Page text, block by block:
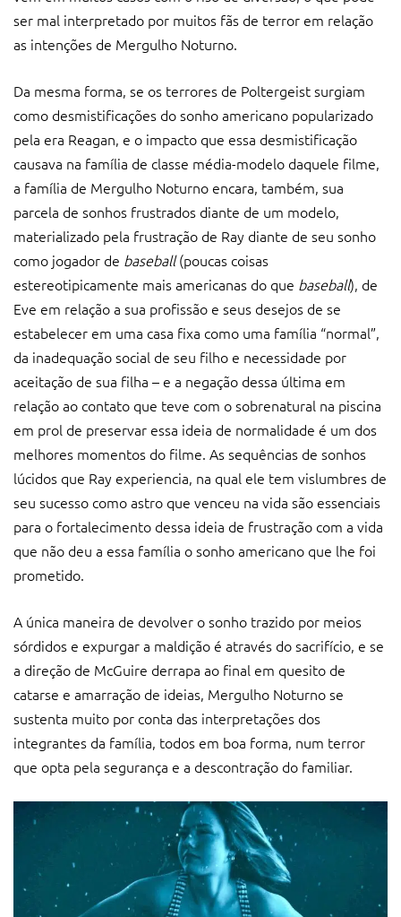
ser mal interpretado por muitos fãs de terror em relação
as intenções de Mergulho Noturno.
Da mesma forma, se os terrores de Poltergeist surgiam
como desmistificações do sonho americano popularizado
pela era Reagan, e o impacto que essa desmistificação
causava na família de classe média-modelo daquele filme,
a família de Mergulho Noturno encara, também, sua
parcela de sonhos frustrados diante de um modelo,
materializado pela frustração de Ray diante de seu sonho
como jogador de baseball(poucas coisas
estereotipicamente mais americanas do que baseball), de
Eve em relação a sua profissão e seus desejos de se
estabelecer em uma casa fixa como uma família “normal”,
da inadequação social de seu filho e necessidade por
aceitação de sua filha – e a negação dessa última em
relação ao contato que teve com o sobrenatural na piscina
em prol de preservar essa ideia de normalidade é um dos
melhores momentos do filme. As sequências de sonhos
lúcidos que Ray experiencia, na qual ele tem vislumbres de
seu sucesso como astro que venceu na vida são essenciais
para o fortalecimento dessa ideia de frustração com a vida
que não deu a essa família o sonho americano que lhe foi
prometido.
A única maneira de devolver o sonho trazido por meios
sórdidos e expurgar a maldição é através do sacrifício, e se
a direção de McGuire derrapa ao final em quesito de
catarse e amarração de ideias, Mergulho Noturno se
sustenta muito por conta das interpretações dos
integrantes da família, todos em boa forma, num terror
que opta pela segurança e a descontração do familiar.